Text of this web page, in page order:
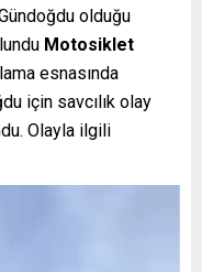
olduğu
Motosiklet
esnasında
için savcılık olay
Olayla ilgili